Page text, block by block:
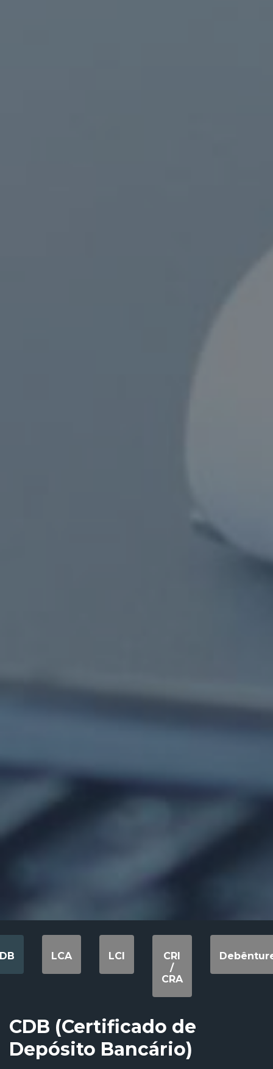
LCA LCI
CRI
/
CRA
CDB (Certificado de
Depósito Bancário)